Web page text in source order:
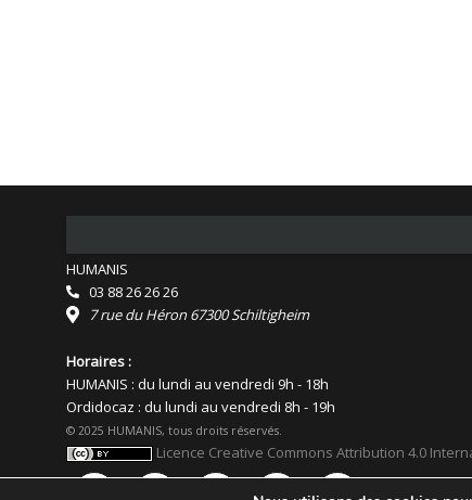
HUMANIS
03 88 26 26 26
7 rue du Héron 67300 Schiltigheim
Horaires :
HUMANIS : du lundi au vendredi 9h - 18h
Ordidocaz : du lundi au vendredi 8h - 19h
© 2025 HUMANIS, tous droits réservés.
Licence Creative Commons Attribution 4.0